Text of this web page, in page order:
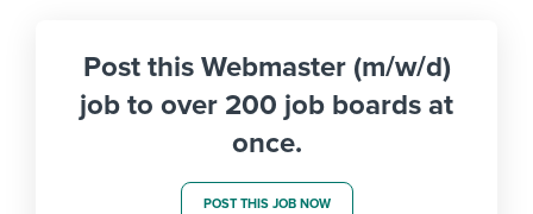
Post this Webmaster (m/w/d)
job to over 200 job boards at
once.
POST THIS JOB NOW